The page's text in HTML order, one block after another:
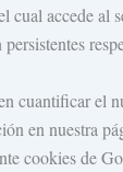
cual accede
cuantificar el
en nuestra
cookies de